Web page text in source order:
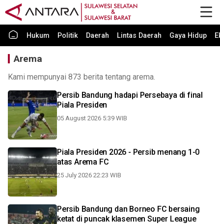
Hukum Politik Daerah Lintas Daerah Gaya Hidup
Arema
Kami mempunyai 873 berita tentang arema.
Persib Bandung hadapi Persebaya di final
Piala Presiden
05 August 2026 5:39 WIB
Piala Presiden 2026 - Persib menang 1-0
atas Arema FC
25 July 2026 22:23 WIB
Persib Bandung dan Borneo FC bersaing
ketat di puncak klasemen Super League